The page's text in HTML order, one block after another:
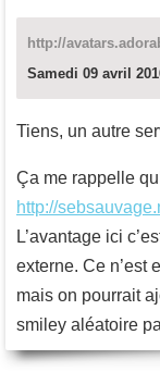
http://
Samedi 09 avril
Tiens, un autre
Ça me rappelle
http://
L’avantage ici
externe. Ce n’est
mais on pourrait
smiley aléatoire